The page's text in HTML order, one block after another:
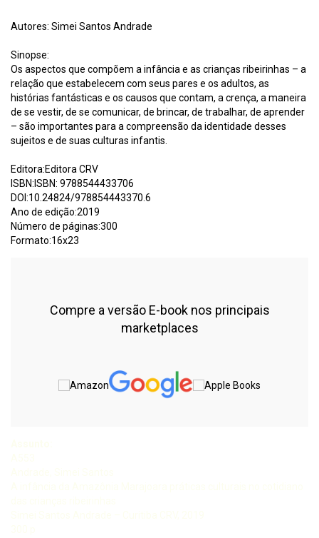
Autores: Simei Santos Andrade
Sinopse:
Os aspectos que compõem a infância e as crianças ribeirinhas – a
relação que estabelecem com seus pares e os adultos, as
histórias fantásticas e os causos que contam, a crença, a maneira
de se vestir, de se comunicar, de brincar, de trabalhar, de aprender
– são importantes para a compreensão da identidade desses
sujeitos e de suas culturas infantis.
Editora:Editora CRV
ISBN:ISBN: 9788544433706
DOI:10.24824/978854443370.6
Ano de edição:2019
Número de páginas:300
Formato:16x23
Compre a versão E-book nos principais
marketplaces